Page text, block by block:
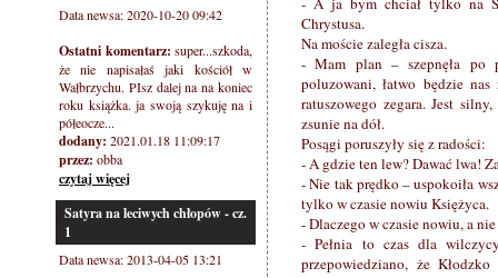
Data newsa: 2020-10-20 09:42
Ostatni komentarz: super...szkoda,
że nie napisałaś jaki kościół w
Wałbrzychu. PIsz dalej na na koniec
roku książka. ja swoją szykuję na i
półeocze...
dodany: 2021.01.18 11:09:17
przez: obba
czytaj więcej
Satyra na leciwych chłopów - cz.
1
Data newsa: 2013-04-05 13:21
Chrystusa.
Na moście zaległa cisza.
- Mam plan – szepnęła po
poluzowani, łatwo będzie
ratuszowego zegara. Jest
zsunie na dół.
Posągi poruszyły się z radości:
- A gdzie ten lew? Dawać lwa!
- Nie tak prędko – uspokoiła
tylko w czasie nowiu Księżyca.
- Dlaczego w czasie nowiu, a
- Pełnia to czas dla
przepowiedziano, że